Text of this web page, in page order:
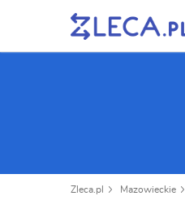
Zleca.pl Mazowieckie